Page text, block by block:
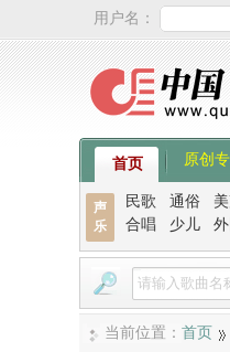
用户名：
首页 原创
声
乐
民歌 通俗
合唱
少儿 外
当前位置： 首页